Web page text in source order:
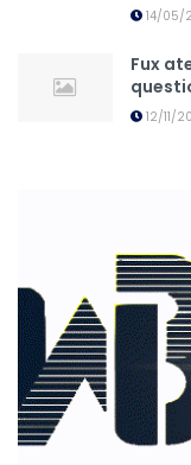
14/05/
Fux
12/11/